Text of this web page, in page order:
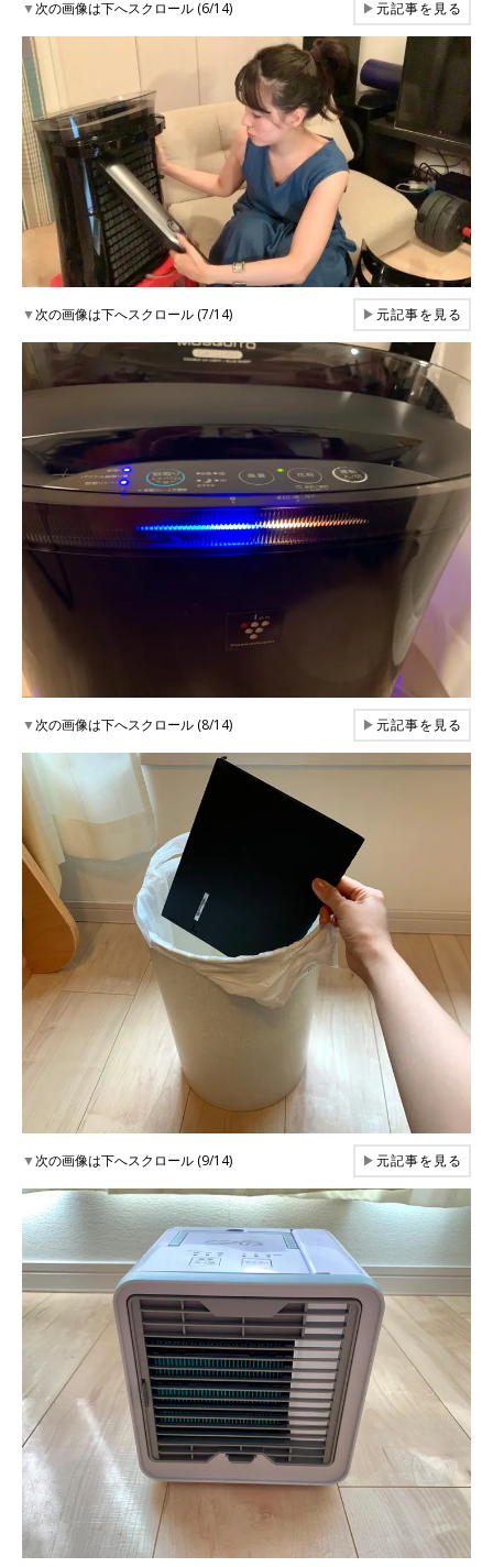
▼次の画像は下へスクロール (6/14) ▶元記事を見る
▼次の画像は下へスクロール (7/14) ▶元記事を見る
▼次の画像は下へスクロール (8/14) ▶元記事を見る
▼次の画像は下へスクロール (9/14) ▶元記事を見る